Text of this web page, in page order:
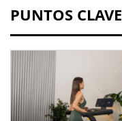
PUNTOS CLAVE